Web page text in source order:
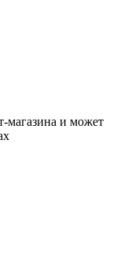
магазина и может